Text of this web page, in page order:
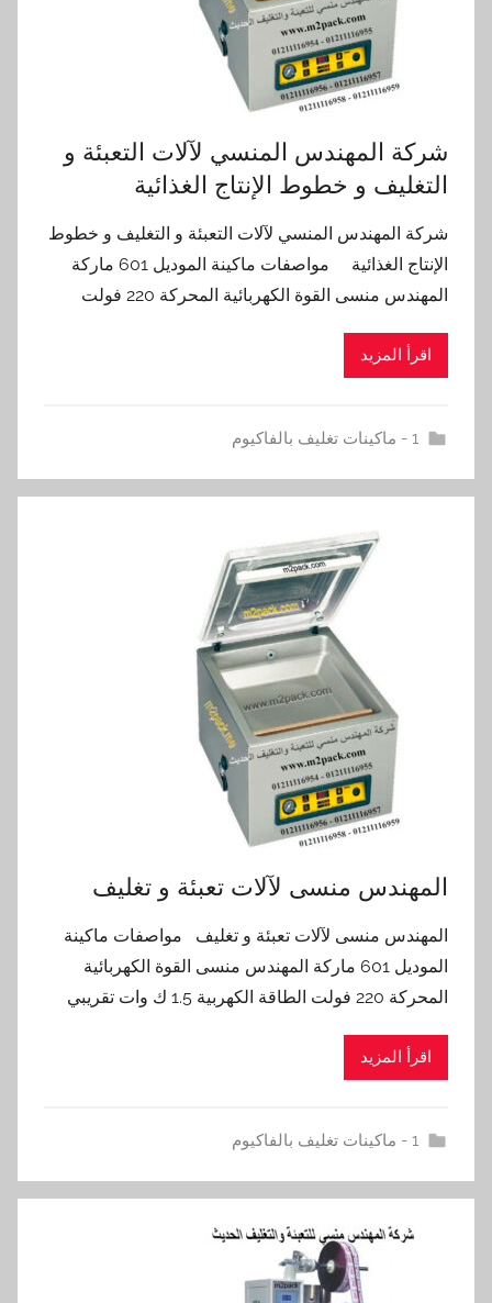
شركة المهندس المنسي لآلات التعبئة و
التغليف و خطوط الإنتاج الغذائية
شركة المهندس المنسي لآلات التعبئة و التغليف و خطوط
الإنتاج الغذائية مواصفات ماكينة الموديل 601 ماركة
المهندس منسى القوة الكهربائية المحركة 220 فولت
اقرأ المزيد
1 - ماكينات تغليف بالفاكيوم
‏‏المهندس منسى لآلات تعبئة و تغليف
‏‏المهندس منسى لآلات تعبئة و تغليف مواصفات ماكينة
الموديل 601 ماركة المهندس منسى القوة الكهربائية
المحركة 220 فولت الطاقة الكهربية 1.5 ك وات تقريبي
اقرأ المزيد
1 - ماكينات تغليف بالفاكيوم